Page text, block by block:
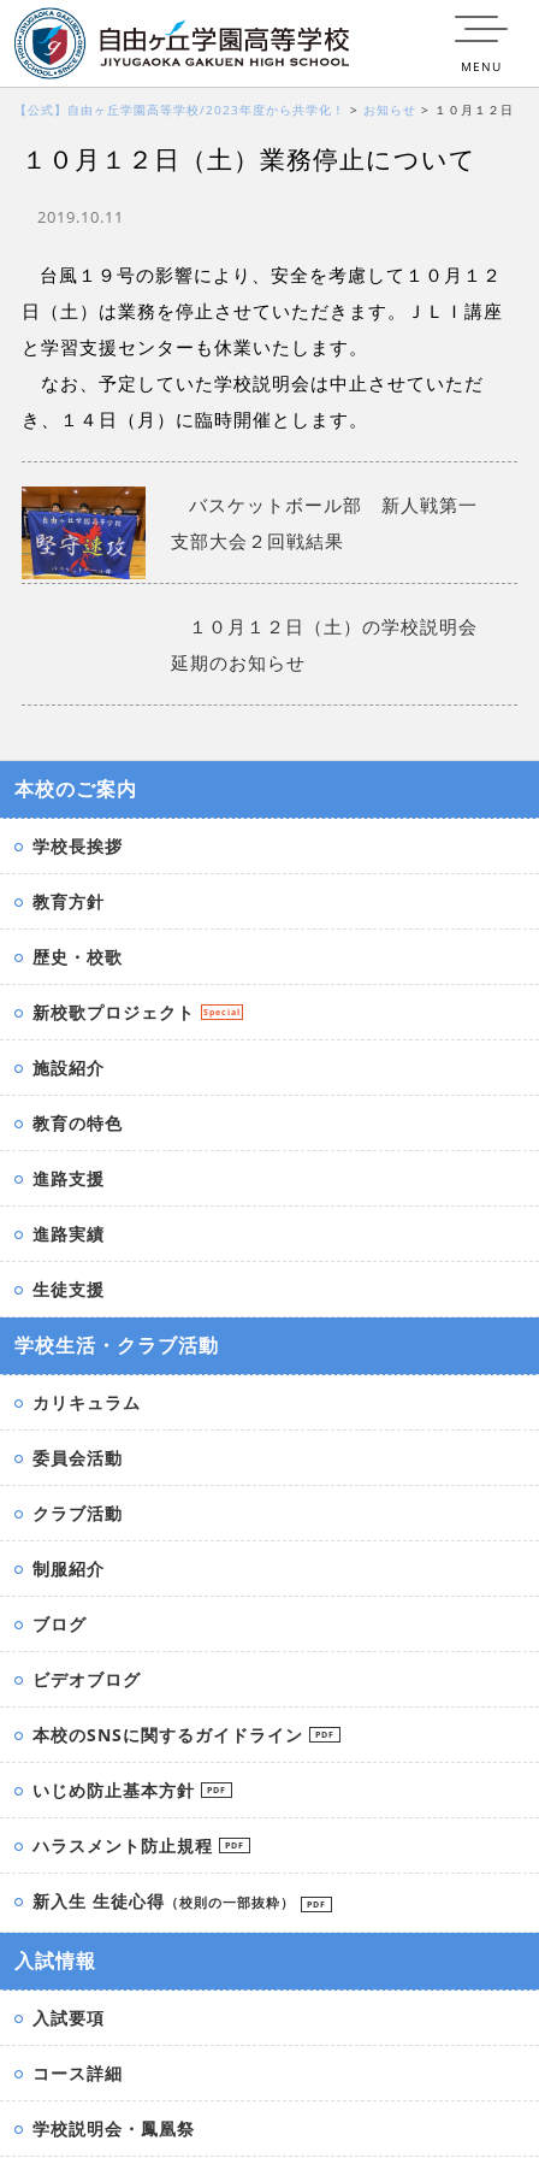
MENU
【公式】自由ヶ丘学園高等学校/2023年度から共学化！ > お知らせ > １０月１２日
（土）業務停止について
１０月１２日（土）業務停止について
2019.10.11
台風１９号の影響により、安全を考慮して１０月１２
日（土）は業務を停止させていただきます。ＪＬＩ講座
と学習支援センターも休業いたします。
なお、予定していた学校説明会は中止させていただ
き、１４日（月）に臨時開催とします。
バスケットボール部 新人戦第一
支部大会２回戦結果
１０月１２日（土）の学校説明会
延期のお知らせ
本校のご案内
学校長挨拶
教育方針
歴史・校歌
新校歌プロジェクト Special
施設紹介
教育の特色
進路支援
進路実績
生徒支援
学校生活・クラブ活動
カリキュラム
委員会活動
クラブ活動
制服紹介
ブログ
ビデオブログ
本校のSNSに関するガイドライン PDF
いじめ防止基本方針 PDF
ハラスメント防止規程 PDF
新入生 生徒心得 （校則の一部抜粋） PDF
入試情報
入試要項
コース詳細
学校説明会・鳳凰祭